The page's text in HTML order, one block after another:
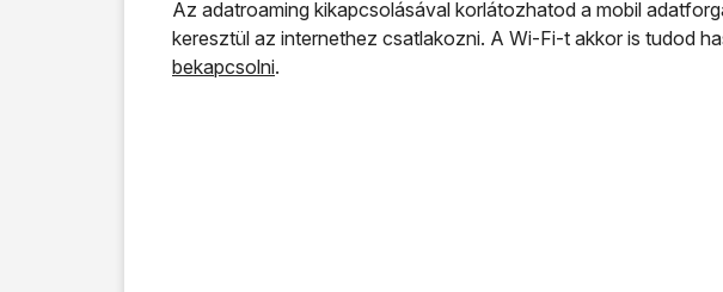
Az adatroaming kikapcsolásával korlátozhatod a mobil
keresztül az internethez csatlakozni. A Wi-Fi-t akkor is tudod
bekapcsolni.